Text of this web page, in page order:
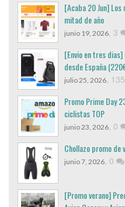
[Acaba 20 Jun]
mitad de año
junio 19, 2026 3
[Envio en tres
desde España
julio 25, 2026 135
Promo Prime Day
ciclistas TOP
junio 23, 2026 0
Chollazo promo de
junio 7, 2026 0
[Promo verano]